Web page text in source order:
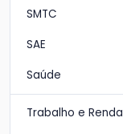
SMTC
SAE
Saúde
Trabalho e Renda